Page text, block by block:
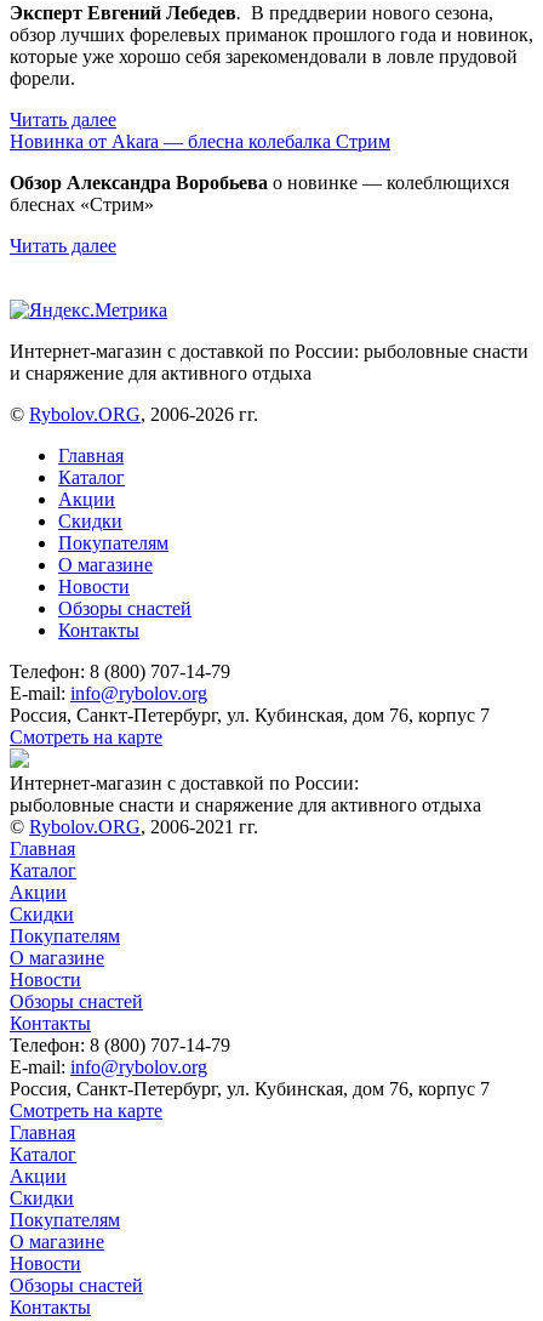
Эксперт Евгений Лебедев. В преддверии нового сезона,
обзор лучших форелевых приманок прошлого года и новинок,
которые уже хорошо себя зарекомендовали в ловле прудовой
форели.
Читать далее
Новинка от Akara — блесна колебалка Стрим
Обзор Александра Воробьева о новинке — колеблющихся
блеснах «Стрим»
Читать далее
Интернет-магазин с доставкой по России: рыболовные снасти
и снаряжение для активного отдыха
© Rybolov.ORG, 2006-2026 гг.
Главная
Каталог
Акции
Скидки
Покупателям
О магазине
Новости
Обзоры снастей
Контакты
Телефон: 8 (800) 707-14-79
E-mail: info@rybolov.org
Россия, Санкт-Петербург, ул. Кубинская, дом 76, корпус 7
Смотреть на карте
Интернет-магазин с доставкой по России:
рыболовные снасти и снаряжение для активного отдыха
© Rybolov.ORG, 2006-2021 гг.
Главная
Каталог
Акции
Скидки
Покупателям
О магазине
Новости
Обзоры снастей
Контакты
Телефон: 8 (800) 707-14-79
E-mail: info@rybolov.org
Россия, Санкт-Петербург, ул. Кубинская, дом 76, корпус 7
Смотреть на карте
Главная
Каталог
Акции
Скидки
Покупателям
О магазине
Новости
Обзоры снастей
Контакты